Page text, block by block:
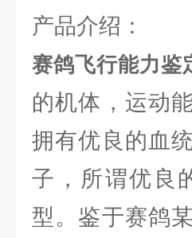
产品介绍：
赛鸽飞行能力鉴
的机体，运动
拥有优良的血
子，所谓优良
型。鉴于赛鸽